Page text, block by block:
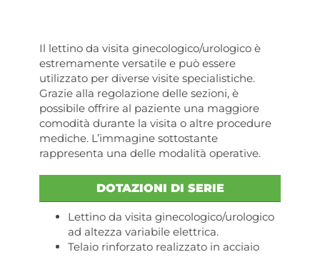
Il lettino da visita ginecologico/urologico è
estremamente versatile e può essere
utilizzato per diverse visite specialistiche.
Grazie alla regolazione delle sezioni, è
possibile offrire al paziente una maggiore
comodità durante la visita o altre procedure
mediche. L’immagine sottostante
rappresenta una delle modalità operative.
DOTAZIONI DI SERIE
Lettino da visita ginecologico/urologico
ad altezza variabile elettrica.
Telaio rinforzato realizzato in acciaio